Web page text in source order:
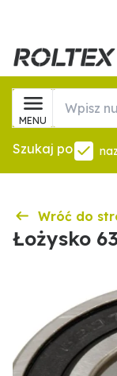
MENU
Szukaj po
Wróć do
Łożysko